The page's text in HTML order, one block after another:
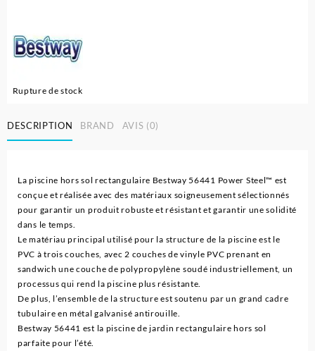
Rupture de stock
DESCRIPTION BRAND AVIS (0)
La piscine hors sol rectangulaire Bestway 56441 Power Steel™ est
conçue et réalisée avec des matériaux soigneusement sélectionnés
pour garantir un produit robuste et résistant et garantir une solidité
dans le temps.
Le matériau principal utilisé pour la structure de la piscine est le
PVC à trois couches, avec 2 couches de vinyle PVC prenant en
sandwich une couche de polypropylène soudé industriellement, un
processus qui rend la piscine plus résistante.
De plus, l’ensemble de la structure est soutenu par un grand cadre
tubulaire en métal galvanisé antirouille.
Bestway 56441 est la piscine de jardin rectangulaire hors sol
parfaite pour l’été.